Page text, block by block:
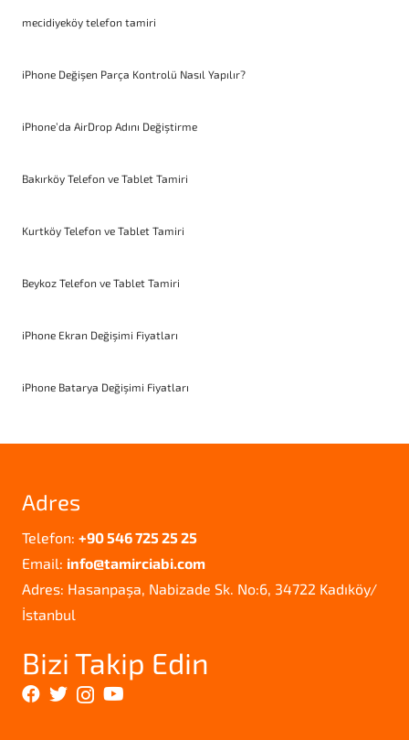
mecidiyeköy telefon tamiri
iPhone Değişen Parça Kontrolü Nasıl Yapılır?
iPhone’da AirDrop Adını Değiştirme
Bakırköy Telefon ve Tablet Tamiri
Kurtköy Telefon ve Tablet Tamiri
Beykoz Telefon ve Tablet Tamiri
iPhone Ekran Değişimi Fiyatları
iPhone Batarya Değişimi Fiyatları
Adres
Telefon: +90 546 725 25 25
Email: info@tamirciabi.com
Adres: Hasanpaşa, Nabizade Sk. No:6, 34722 Kadıköy/
İstanbul
Bizi Takip Edin